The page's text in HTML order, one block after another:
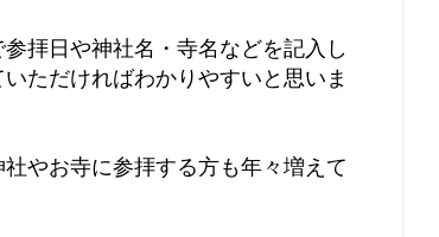
拝日や神社名・寺名などを記入し
ただければわかりやすいと思いま
やお寺に参拝する方も年々増えて